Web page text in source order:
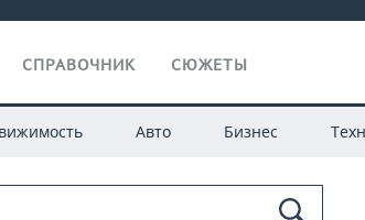
СПРАВОЧНИК СЮЖЕТЫ
Авто Бизнес